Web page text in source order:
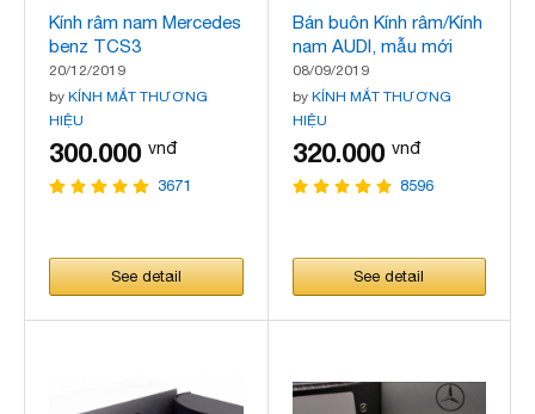
Kính râm nam Mercedes
benz TCS3
20/12/2019
by KÍNH MẮT THƯƠNG
HIỆU
300.000 vnđ
3671
See detail
Bán buôn Kính râm/Kính
nam AUDI, mẫu mới
nhất
08/09/2019
by KÍNH MẮT THƯƠNG
HIỆU
320.000 vnđ
8596
See detail